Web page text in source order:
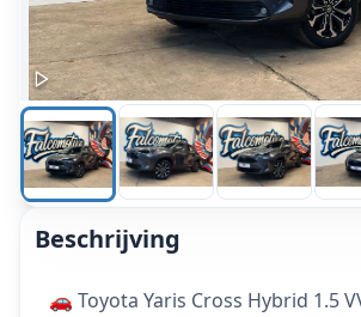
Beschrijving
🚗 Toyota Yaris Cross Hybrid 1.5